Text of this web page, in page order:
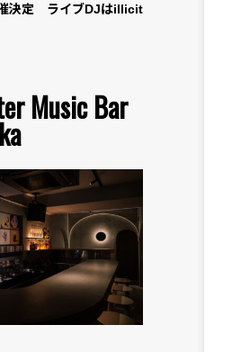
決定 ライブDJはillicit
Music Bar